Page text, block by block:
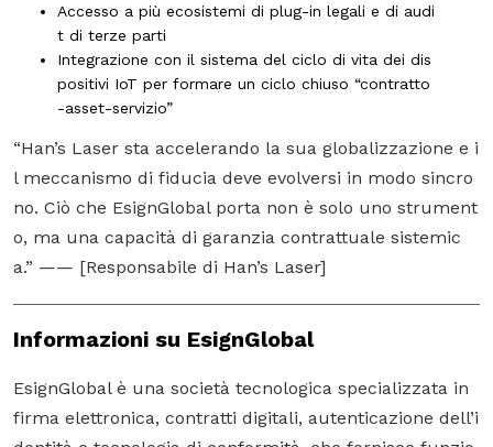
Accesso a più ecosistemi di plug-in legali e di audi
t di terze parti
Integrazione con il sistema del ciclo di vita dei dis
positivi IoT per formare un ciclo chiuso “contratto
-asset-servizio”
“Han’s Laser sta accelerando la sua globalizzazione e i
l meccanismo di fiducia deve evolversi in modo sincro
no. Ciò che EsignGlobal porta non è solo uno strument
o, ma una capacità di garanzia contrattuale sistemic
a.” —— [Responsabile di Han’s Laser]
Informazioni su EsignGlobal
EsignGlobalè una società tecnologica specializzata in
firma elettronica, contratti digitali, autenticazione dell’i